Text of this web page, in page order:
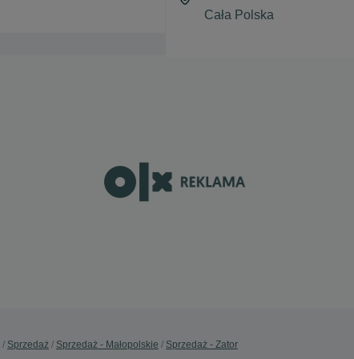
Sprzedaż Sprzedaż - Małopolskie Sprzedaż - Zator